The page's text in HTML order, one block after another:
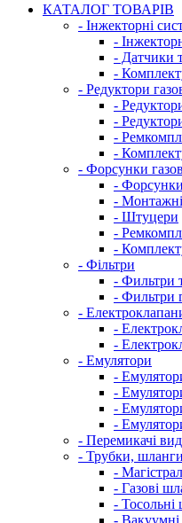
КАТАЛОГ ТОВАРІВ
- Інжекторні
-
- Датчики
-
- Редуктори
-
-
-
-
- Форсунки
- Форсунки
-
- Штуцери
-
-
- Фільтри
- Фильтри
- Фильтри
-
-
-
- Емулятори
-
-
-
-
- Перемикачі
- Трубки,
-
- Газові
- Тосольні
-